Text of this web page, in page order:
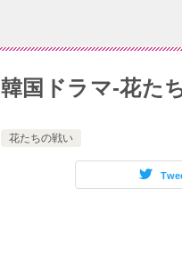
韓国ドラマ-花た
花たちの戦い